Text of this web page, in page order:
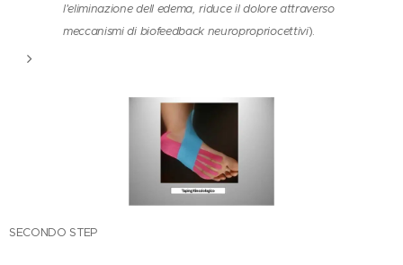
l'eliminazione dell edema, riduce il dolore attraverso
meccanismi di biofeedback neuropropriocettivi).
SECONDO STEP